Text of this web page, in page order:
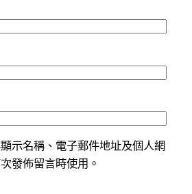
示名稱、電子郵件地址及個人網
發佈留言時使用。